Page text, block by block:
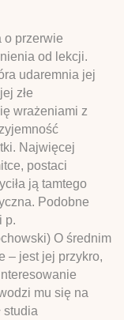
o przerwie
od lekcji.
udaremnia jej
złe
wrażeniami z
Najwięcej
postaci
ją tamtego
Podobne
p.
O średnim
– jest jej przykro,
mu się na
studia